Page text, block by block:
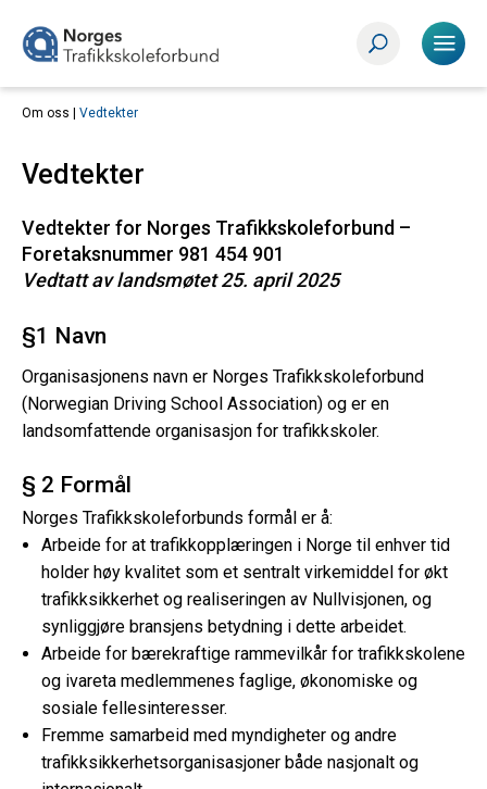
Om oss | Vedtekter
Vedtekter
Vedtekter for Norges Trafikkskoleforbund –
Foretaksnummer 981 454 901
Vedtatt av landsmøtet 25. april 2025
§1 Navn
Organisasjonens navn er Norges Trafikkskoleforbund
(Norwegian Driving School Association) og er en
landsomfattende organisasjon for trafikkskoler.
§ 2 Formål
Norges Trafikkskoleforbunds formål er å:
Arbeide for at trafikkopplæringen i Norge til enhver tid
holder høy kvalitet som et sentralt virkemiddel for økt
trafikksikkerhet og realiseringen av Nullvisjonen, og
synliggjøre bransjens betydning i dette arbeidet.
Arbeide for bærekraftige rammevilkår for trafikkskolene
og ivareta medlemmenes faglige, økonomiske og
sosiale fellesinteresser.
Fremme samarbeid med myndigheter og andre
trafikksikkerhetsorganisasjoner både nasjonalt og